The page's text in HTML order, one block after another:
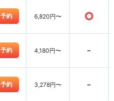
予約 6,820円〜 ○
予約 4,180円〜 -
予約 3,278円〜 -